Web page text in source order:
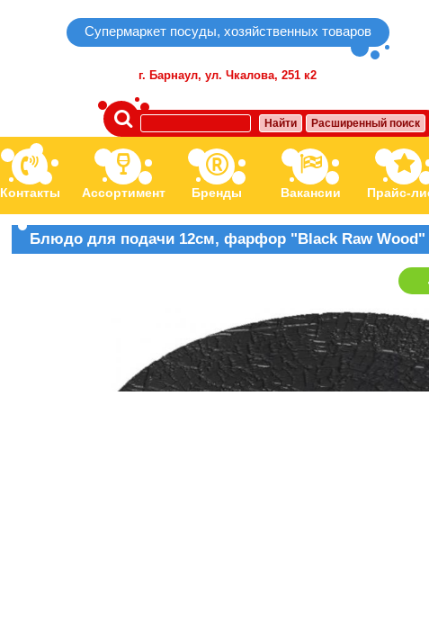
Супермаркет посуды, хозяйственных товаров
г. Барнаул, ул. Чкалова, 251 к2
Найти Расширенный поиск
Контакты Ассортимент Бренды Вакансии Прайс-
Блюдо для подачи 12см, фарфор "Black Raw Wood"